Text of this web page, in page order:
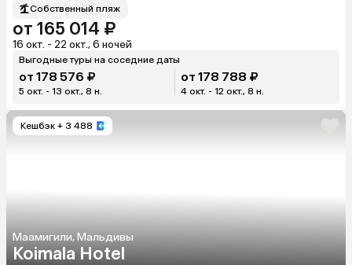
Собственный пляж
от 165 014 ₽
16 окт. - 22 окт., 6 ночей
Выгодные туры на соседние даты
от 178 576 ₽
5 окт. - 13 окт., 8 н.
от 178 788 ₽
4 окт. - 12 окт., 8 н.
Кешбэк + 3 488
Маамигили, Мальдивы
Koimala Hotel